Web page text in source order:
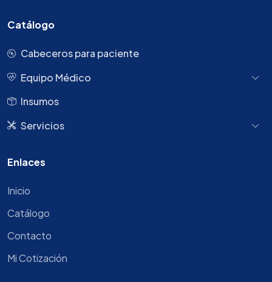
Catálogo
Cabeceros para paciente
Equipo Médico
Insumos
Servicios
Enlaces
Inicio
Catálogo
Contacto
Mi Cotización